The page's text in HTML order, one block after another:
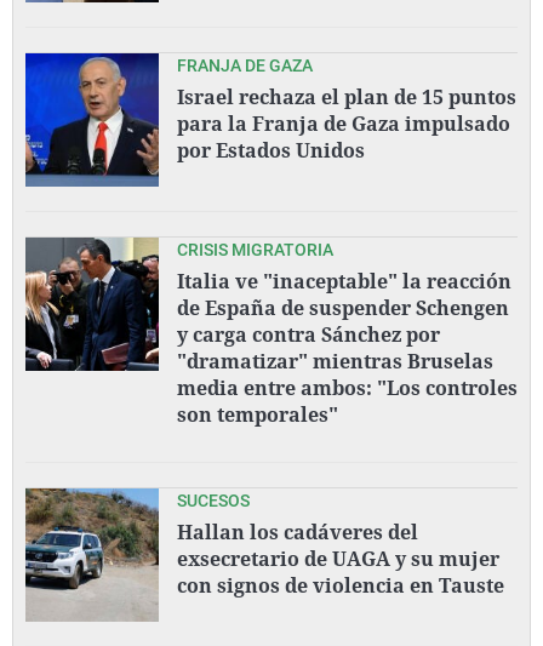
FRANJA DE GAZA
Israel rechaza el plan de 15 puntos
para la Franja de Gaza impulsado
por Estados Unidos
CRISIS MIGRATORIA
Italia ve "inaceptable" la reacción
de España de suspender Schengen
y carga contra Sánchez por
"dramatizar" mientras Bruselas
media entre ambos: "Los controles
son temporales"
SUCESOS
Hallan los cadáveres del
exsecretario de UAGA y su mujer
con signos de violencia en Tauste